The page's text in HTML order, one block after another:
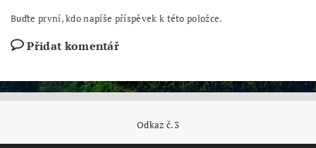
Buďte první, kdo napíše příspěvek k této položce.
Přidat komentář
Odkaz č.3